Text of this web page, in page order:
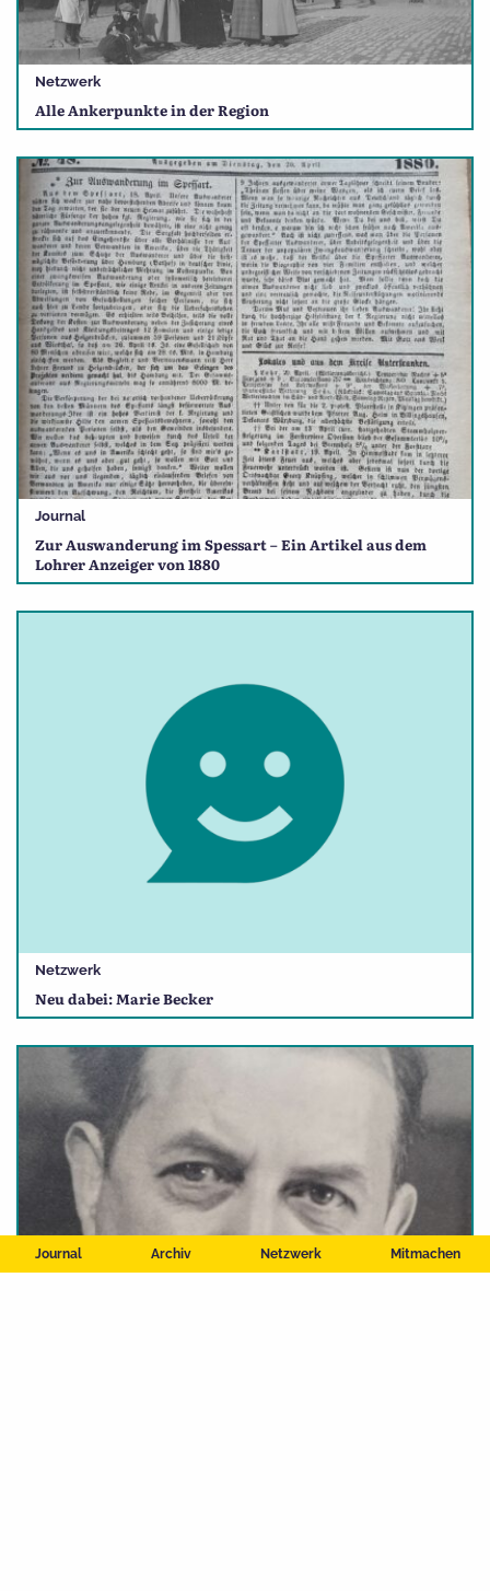
Journal Archiv Netzwerk Mitmachen
Netzwerk
Alle Ankerpunkte in der Region
Journal
Zur Auswanderung im Spessart – Ein Artikel aus dem
Lohrer Anzeiger von 1880
Netzwerk
Neu dabei: Marie Becker